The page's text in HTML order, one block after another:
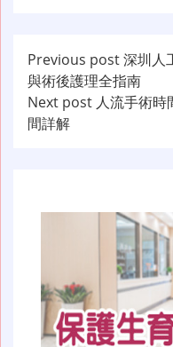
文
章
导
Previous post深圳人
與術後護理全指南
Next post 人流手術時
間詳解